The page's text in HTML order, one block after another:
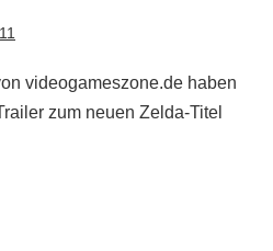
videogameszone.de haben
zum neuen Zelda-Titel